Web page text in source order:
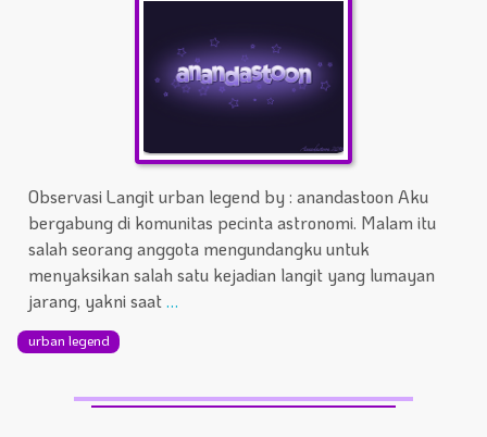
Observasi Langit urban legend by : anandastoon Aku
bergabung di komunitas pecinta astronomi. Malam itu
salah seorang anggota mengundangku untuk
menyaksikan salah satu kejadian langit yang lumayan
jarang, yakni saat…
urban legend